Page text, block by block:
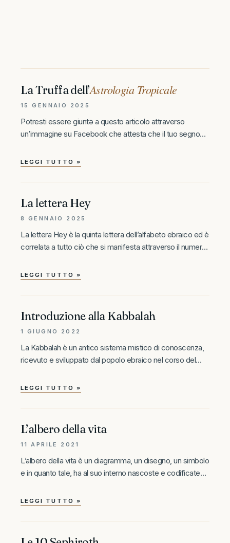
La Truffa dell’Astrologia Tropicale
15 GENNAIO 2025
Potresti essere giuntə a questo articolo attraverso
un’immagine su Facebook che attesta che il tuo segno
differenti. La tua confusione è perfettamente normale e,
LEGGI TUTTO »
La lettera Hey
8 GENNAIO 2025
La lettera Hey è la quinta lettera dell’alfabeto ebraico ed è
correlata a tutto ciò che si manifesta attraverso il numero
l’archetipo della finestra, che lascia entrare la
LEGGI TUTTO »
Introduzione alla Kabbalah
1 GIUGNO 2022
La Kabbalah è un antico sistema mistico di conoscenza,
ricevuto e sviluppato dal popolo ebraico nel corso del
Medioevo, nel sud della Francia e della Spagna, dove gli
LEGGI TUTTO »
L’albero della vita
11 APRILE 2021
L’albero della vita è un diagramma, un disegno, un simbolo
e in quanto tale, ha al suo interno nascoste e codificate
della vita rappresenta il modo in cui i sistemi
LEGGI TUTTO »